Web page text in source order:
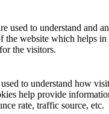
used to understand and
the website which helps
the visitors.
to understand how
help provide
rate, traffic source, etc.